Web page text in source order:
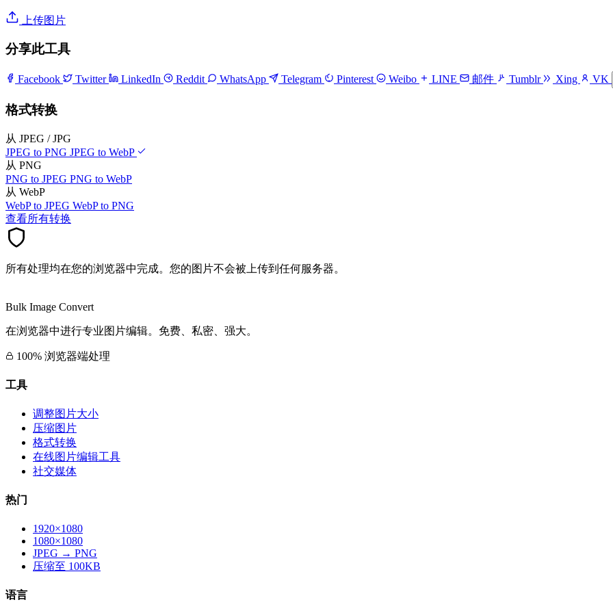
上传图片
分享此工具
Facebook Twitter LinkedIn Reddit WhatsApp Telegram Pinterest Weibo LINE 邮件 Tumblr Xing VK
格式转换
从 JPEG / JPG
JPEG to PNG JPEG to WebP
从 PNG
PNG to JPEG PNG to WebP
从 WebP
WebP to JPEG WebP to PNG
查看所有转换
所有处理均在您的浏览器中完成。您的图片不会被上传到任何服务器。
Bulk Image Convert
在浏览器中进行专业图片编辑。免费、私密、强大。
100% 浏览器端处理
工具
调整图片大小
压缩图片
格式转换
在线图片编辑工具
社交媒体
热门
1920×1080
1080×1080
JPEG → PNG
压缩至 100KB
语言